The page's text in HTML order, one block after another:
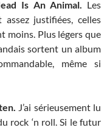
Is An Animal. Les
justifiées, celles
moins. Plus légers que
sortent un album
même si
J’ai sérieusement lu
rock ‘n roll. Si le futur